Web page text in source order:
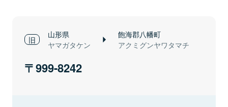
山形県
ヤマガタケン
飽海郡八幡町
アクミグンヤワタマチ
999-8242